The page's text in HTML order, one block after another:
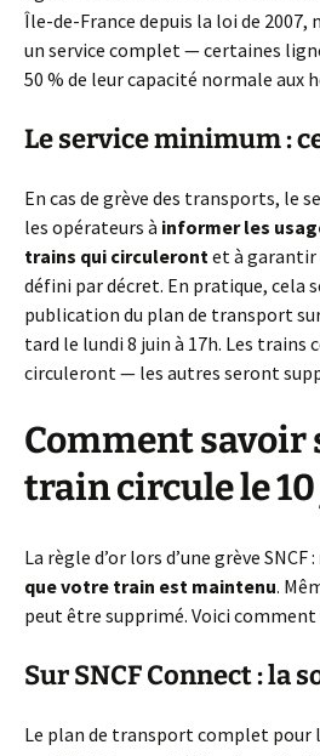
Île-de-France depuis la loi de
un service complet — certaines
50 % de leur capacité normale aux
Le service minimum :
En cas de grève des transports, le
les opérateurs à informer les
trains qui circulerontet à garantir
défini par décret. En pratique, cela
publication du plan de transport
tard le lundi 8 juin à 17h. Les trains
circuleront — les autres seront
Comment savoir
train circule le
La règle d’or lors d’une grève SNCF :
que votre train est maintenu.
peut être supprimé. Voici comment
Sur SNCF Connect : la
Le plan de transport complet pour